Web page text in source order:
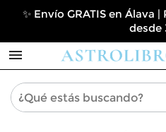
✨ Envío GRATIS en Álava
desde
